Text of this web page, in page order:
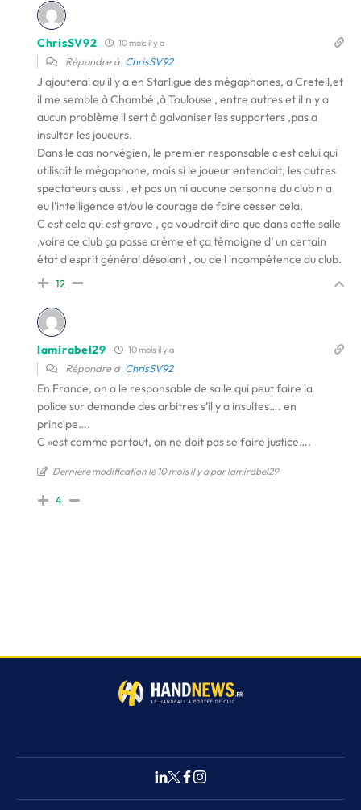
ChrisSV92 10 mois il y a
Répondre à ChrisSV92
J ajouterai qu il y a en Starligue des mégaphones, a Creteil,et
il me semble à Chambé ,à Toulouse , entre autres et il n y a
aucun problème il sert à galvaniser les supporters ,pas a
insulter les joueurs.
Dans le cas norvégien, le premier responsable c est celui qui
utilisait le mégaphone, mais si le joueur entendait, les autres
spectateurs aussi , et pas un ni aucune personne du club n a
eu l’intelligence et/ou le courage de faire cesser cela.
C est cela qui est grave , ça voudrait dire que dans cette salle
,voire ce club ça passe crème et ça témoigne d’ un certain
état d esprit général désolant , ou de l incompétence du club.
12
lamirabel29 10 mois il y a
Répondre à ChrisSV92
En France, on a le responsable de salle qui peut faire la
police sur demande des arbitres s’il y a insultes…. en
principe….
C »est comme partout, on ne doit pas se faire justice….
Dernière modification le 10 mois il y a par lamirabel29
4